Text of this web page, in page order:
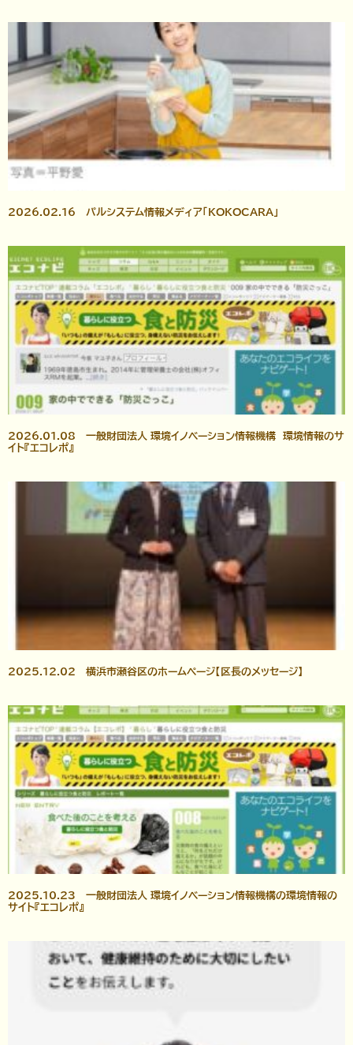
2026.02.16 パルシステム情報メディア「KOKOCARA」
2026.01.08 一般財団法人 環境イノベーション情報機構 環境情報のサ
イト『エコレポ』
2025.12.02 横浜市瀬谷区のホームページ【区長のメッセージ】
2025.10.23 一般財団法人 環境イノベーション情報機構の環境情報の
サイト『エコレポ』